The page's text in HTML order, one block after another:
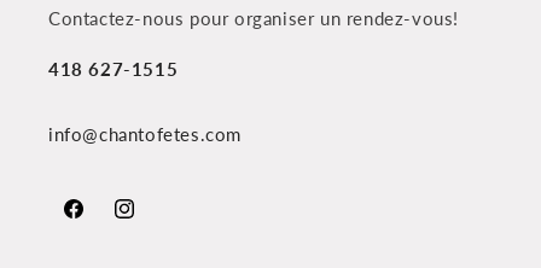
Contactez-nous pour organiser un rendez-vous!
418 627-1515
info@chantofetes.com
FacebookInstagram